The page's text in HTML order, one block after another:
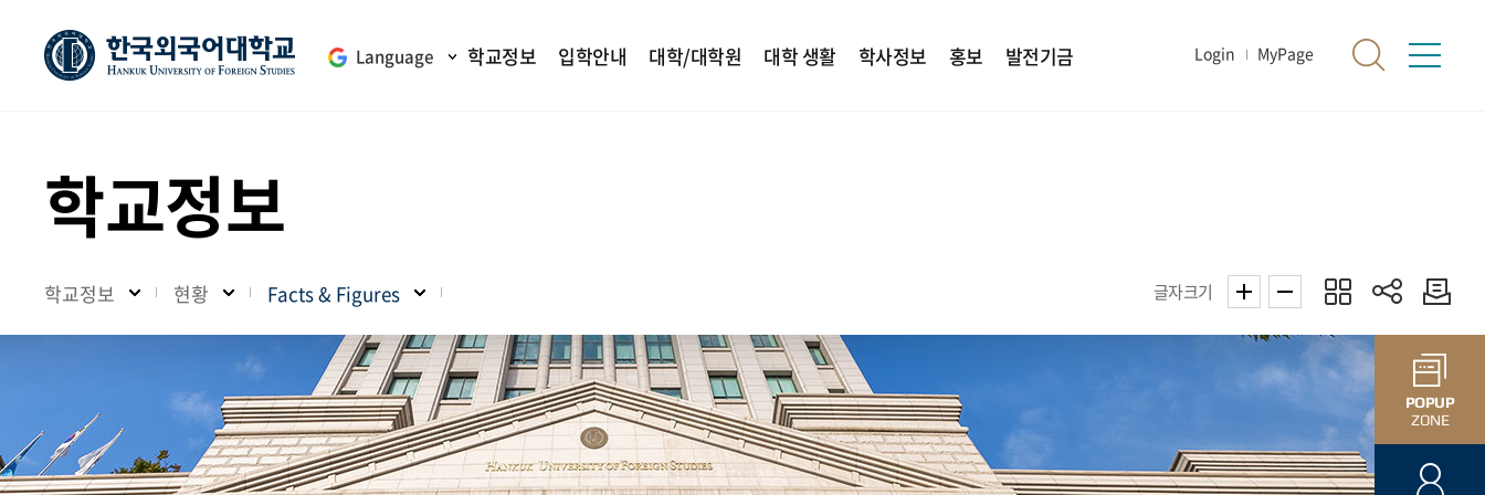
Language 학교정보 입학안내 대학/대학원 대학 생활 학사정보 홍보 발전기금 Login MyPage
POPUP
ZONE
학교정보
학교정보 현황 Facts & Figures 글자크기